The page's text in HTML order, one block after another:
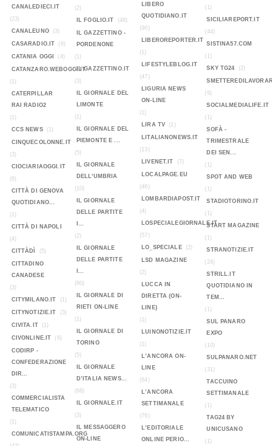
CANALEDIECI.IT
(23)
CANALEUNO
(3)
CASARADIO.IT (6)
CATANIA OGGI (4)
CATANZARO.WEBOGGI.IT
(1)
CATERPILLAR
RAI RADIO2
(1)
CCS NEWS
(1)
CINQUECOLONNE.IT
(3)
CIOCIARIAOGGI.IT
(6)
CITTÀ DI GENOVA
QUOTIDIANO...
(1)
CITTÀ DI NAPOLI
(4)
CITTÀDÌ
(5)
CITTADINO
CANADESE
(3)
CITYMILANO.IT
(1)
CITYNOTIZIE.IT (3)
CIVITA.IT (1)
CIVONLINE.IT (6)
CODIRP -
CONFEDERAZIONE
DIR...
(3)
COMMERCIALISTA
TELEMATICO
(1)
COMUNICATISTAMPA.ORG
(2)
IL FOGLIO.IT
(48)
IL GAZZETTINO -
PORDENONE
(1)
IL GAZZETTINO.IT
(3)
IL GIORNALE DEL
LIMONTE
(1)
IL GIORNALE DEL
PIEMONTE E ...
(5)
IL GIORNALE
DELL'UMBRIA
(10)
IL GIORNALE
DELLE PARTITE
I...
(2)
IL GIORNALE
DELLE PARTITE
I...
(60)
IL GIORNALE DI
RIETI ON-LINE
(1)
IL GIORNALE DI
TORINO
(5)
IL GIORNALE
D’ITALIA NEWS...
(68)
IL GIORNALE.IT
(3)
IL MESSAGGERO
ON-LINE
LIBERO
QUOTIDIANO.IT
(90)
LIBEROREPORTER.IT
(1)
LIFESTYLEBLOG.IT
(47)
LIGURIA NEWS
ON-LINE
(1)
LIRA TV
(1)
LITALIANONEWS.IT
(13)
LIVENET.IT
(7)
LOCALPAGE.EU
(46)
LOMBARDIAPOST.IT
(4)
LOSPECIALEGIORNALE.IT
(57)
LO_SPECIALE
(2)
LSD MAGAZINE
(2)
LUCCA IN
DIRETTA (ON-
LINE)
(1)
LUINONOTIZIE.IT
(1)
L’ANCORA ON-
LINE
(64)
L’ANCORA
SETTIMANALE
(76)
L’EDITORIALE
ONLINE PERIO...
(1)
SICILIAREPORT.IT
(44)
SISTINA57.COM
(1)
SKY TG24
(2)
(9)
SOCIALMEDIALIFE.IT
(1)
SOFÀ -
TRIMESTRALE
DEI SEN...
(1)
SPOT AND WEB
(1)
STADIOTORINO.IT
(1)
START MAGAZINE
(1)
STRANOTIZIE.IT
(24)
STRILL.IT
QUOTIDIANO IN
TEM...
(1)
SUL PANARO
EXPO
(10)
SULPANARO.NET
(31)
TACCUINO
SETTIMANALE
(1)
TAG24 BY
UNICUSANO
(1)